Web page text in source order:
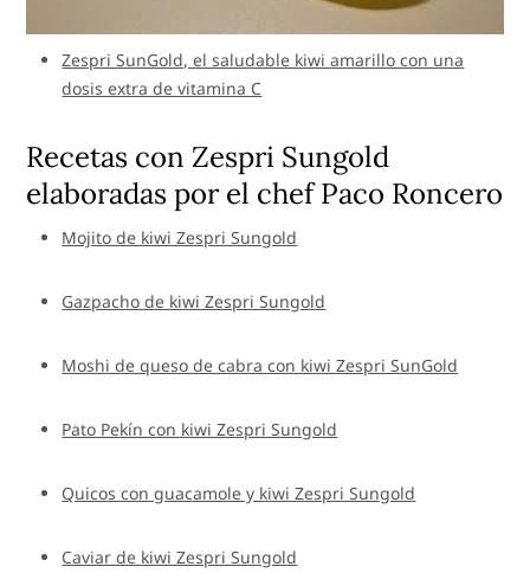
Zespri SunGold, el saludable kiwi amarillo con una
dosis extra de vitamina C
Recetas con Zespri Sungold
elaboradas por el chef Paco Roncero
Mojito de kiwi Zespri Sungold
Gazpacho de kiwi Zespri Sungold
Moshi de queso de cabra con kiwi Zespri SunGold
Pato Pekín con kiwi Zespri Sungold
Quicos con guacamole y kiwi Zespri Sungold
Caviar de kiwi Zespri Sungold